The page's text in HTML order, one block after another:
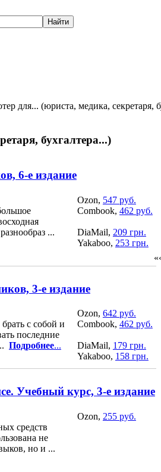
для... (юриста, медика, секретаря,
бухгалтера...)
6-е издание
...
Ozon, 547 руб.
Combook, 462 руб.
DiaMail, 209 грн.
Yakaboo, 253 грн.
3-е издание
с собой и
последние
Подробнее...
Ozon, 642 руб.
Combook, 462 руб.
DiaMail, 179 грн.
Yakaboo, 158 грн.
Учебный курс, 3-е издание
средств
не
но и ...
Ozon, 255 руб.